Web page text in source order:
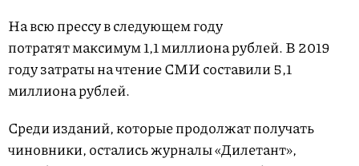
На всю прессу в следующем году
потратят максимум 1,1 миллиона рублей. В 2019
году затраты на чтение СМИ составили 5,1
миллиона рублей.
Среди изданий, которые продолжат получать
чиновники, остались журналы «Дилетант»,